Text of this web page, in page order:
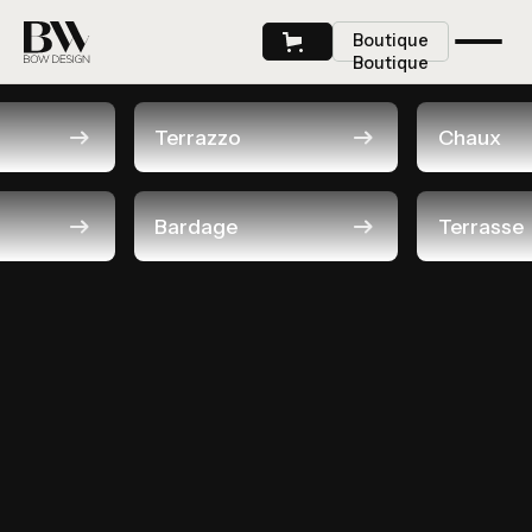
Boutique
Boutique
Terrazzo Chaux
Bardage Terrasse
Résalisations